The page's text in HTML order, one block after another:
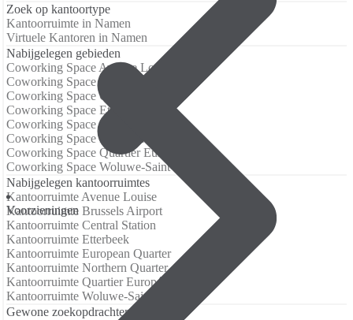
Voorzieningen
Zoek op kantoortype
Kantoorruimte in Namen
Virtuele Kantoren in Namen
Nabijgelegen gebieden
Coworking Space Avenue Louise
Coworking Space Brussels Airport
Coworking Space Central Station
Coworking Space Etterbeek
Coworking Space European Quarter
Coworking Space Northern Quarter
Coworking Space Quartier Européen
Coworking Space Woluwe-Saint-Pierre
Nabijgelegen kantoorruimtes
Kantoorruimte Avenue Louise
Kantoorruimte Brussels Airport
Kantoorruimte Central Station
Kantoorruimte Etterbeek
Kantoorruimte European Quarter
Kantoorruimte Northern Quarter
Kantoorruimte Quartier Européen
Kantoorruimte Woluwe-Saint-Pierre
Gewone zoekopdrachten